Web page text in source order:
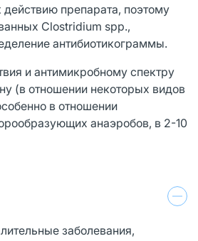
препарата, поэтому
Clostridium spp.,
антибиотикограммы.
и антимикробному спектру
(в отношении некоторых видов
в отношении
анаэробов, в 2-10
заболевания,